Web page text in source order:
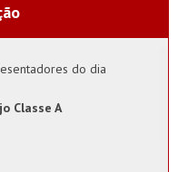
do dia
Classe A